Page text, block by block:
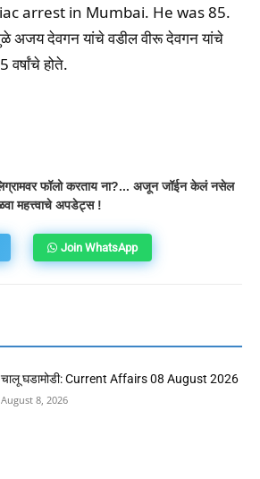
arrest in Mumbai. He was 85.
अजय देवगन यांचे वडील वीरू देवगन यांचे
होते.
फॉलो करताय ना?... अजून जॉईन केलं नसेल
महत्त्वाचे अपडेट्स !
Join WhatsApp
चालू घडामोडी: Current Affairs 08 August 2026
August 8, 2026